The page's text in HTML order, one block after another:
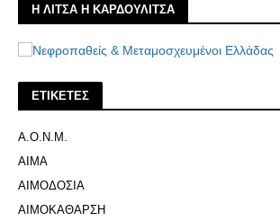
Η ΛΙΤΣΑ Η ΚΑΡΔΟΥΛΙΤΣΑ
ΕΤΙΚΕΤΕΣ
Α.Ο.Ν.Μ.
ΑΙΜΑ
ΑΙΜΟΔΟΣΙΑ
ΑΙΜΟΚΑΘΑΡΣΗ